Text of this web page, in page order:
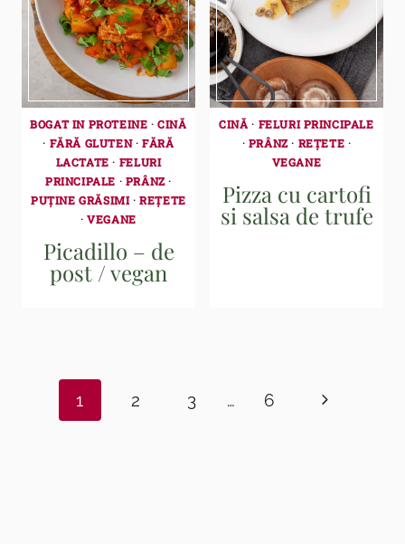
BOGAT IN PROTEINE ·CINĂ
· FĂRĂ GLUTEN·FĂRĂ
LACTATE · FELURI
PRINCIPALE · PRÂNZ·
PUȚINE GRĂSIMI·REȚETE
·VEGANE
Picadillo – de
post / vegan
CINĂ · FELURI PRINCIPALE
· PRÂNZ· REȚETE ·
VEGANE
Pizza cu cartofi
si salsa de trufe
navigation
1 2 3 … 6
Next